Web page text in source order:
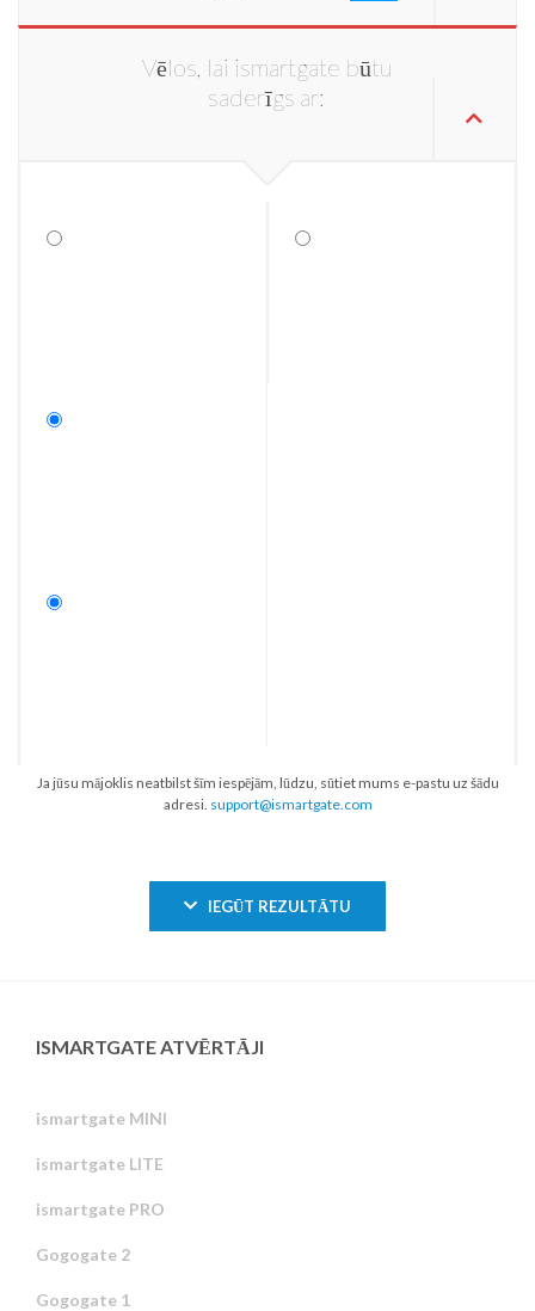
Vēlos, lai ismartgate būtu
saderīgs ar:
Ja jūsu mājoklis neatbilst šīm iespējām, lūdzu, sūtiet mums e-pastu uz šādu
adresi. support@ismartgate.com
IEGŪT REZULTĀTU
ISMARTGATE ATVĒRTĀJI
ismartgate MINI
ismartgate LITE
ismartgate PRO
Gogogate 2
Gogogate 1